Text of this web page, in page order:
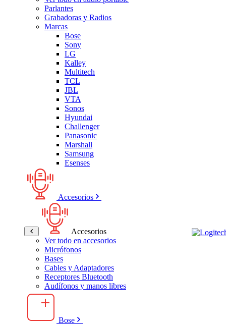
Parlantes
Grabadoras y Radios
Marcas
Bose
Sony
LG
Kalley
Multitech
TCL
JBL
VTA
Sonos
Hyundai
Challenger
Panasonic
Marshall
Samsung
Esenses
Accesorios
Accesorios
Ver todo en accesorios
Micrófonos
Bases
Cables y Adaptadores
Receptores Bluetooth
Audífonos y manos libres
Bose